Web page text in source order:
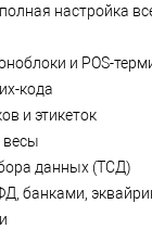
настройка
и POS-
кода
и этикеток
весы
данных (ТСД)
банками,